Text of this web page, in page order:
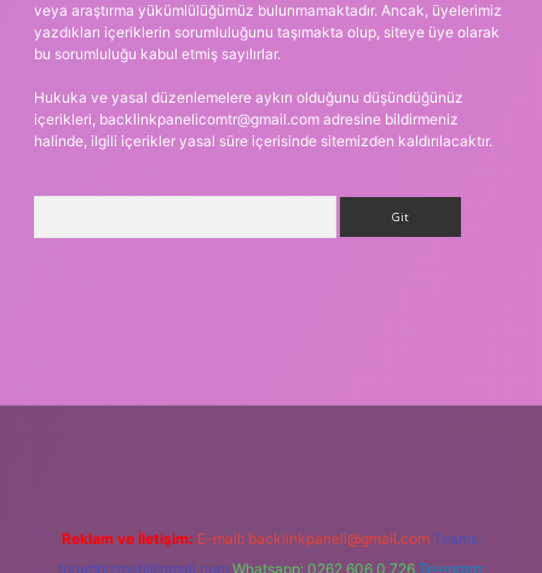
veya araştırma yükümlülüğümüz bulunmamaktadır. Ancak, üyelerimiz
yazdıkları içeriklerin sorumluluğunu taşımakta olup, siteye üye olarak
bu sorumluluğu kabul etmiş sayılırlar.
Hukuka ve yasal düzenlemelere aykırı olduğunu düşündüğünüz
içerikleri, backlinkpanelicomtr@gmail.com adresine bildirmeniz
halinde, ilgili içerikler yasal süre içerisinde sitemizden kaldırılacaktır.
Reklam ve İletişim: E-mail: backlinkpaneli@gmail.com Teams:
forumhizmeti@gmail.com Whatsapp: 0262 606 0 726 Telegram: